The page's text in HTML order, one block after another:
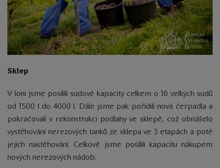
Sklep
V loni jsme posílili sudové kapacity celkem o 16 velkých sudů
od 1500 l do 4000 l. Dále jsme pak pořídili nová čerpadla a
pokračovali v rekonstrukci podlahy ve sklepě, což obnášelo
vystěhování nerezových tanků ze sklepa ve 3 etapách a poté
jejich nastěhování. Celkově jsme posílili kapacitu nákupem
nových nerezových nádob.